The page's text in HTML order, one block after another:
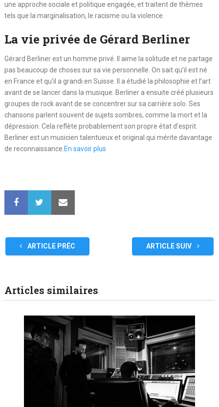
une approche sociale et politique engagée, et traitent de thèmes
tels que la marginalisation, le racisme ou la violence.
La vie privée de Gérard Berliner
Gérard Berliner est un homme privé. Il aime la solitude et ne partage
pas beaucoup de choses sur sa vie personnelle. On sait qu’il est né
en France et qu’il a grandi en Suisse. Il a étudié la philosophie et l’art
avant de se lancer dans la musique. Berliner a ensuite créé plusieurs
groupes de rock avant de se concentrer sur sa carrière solo. Ses
chansons parlent souvent de sujets sombres, comme la mort et la
dépression. Cela reflète probablement son propre état d’esprit.
Berliner est un musicien talentueux et original qui mérite davantage
de reconnaissance. En savoir plus
ARTICLE PRÉC ARTICLE SUIV
Articles similaires